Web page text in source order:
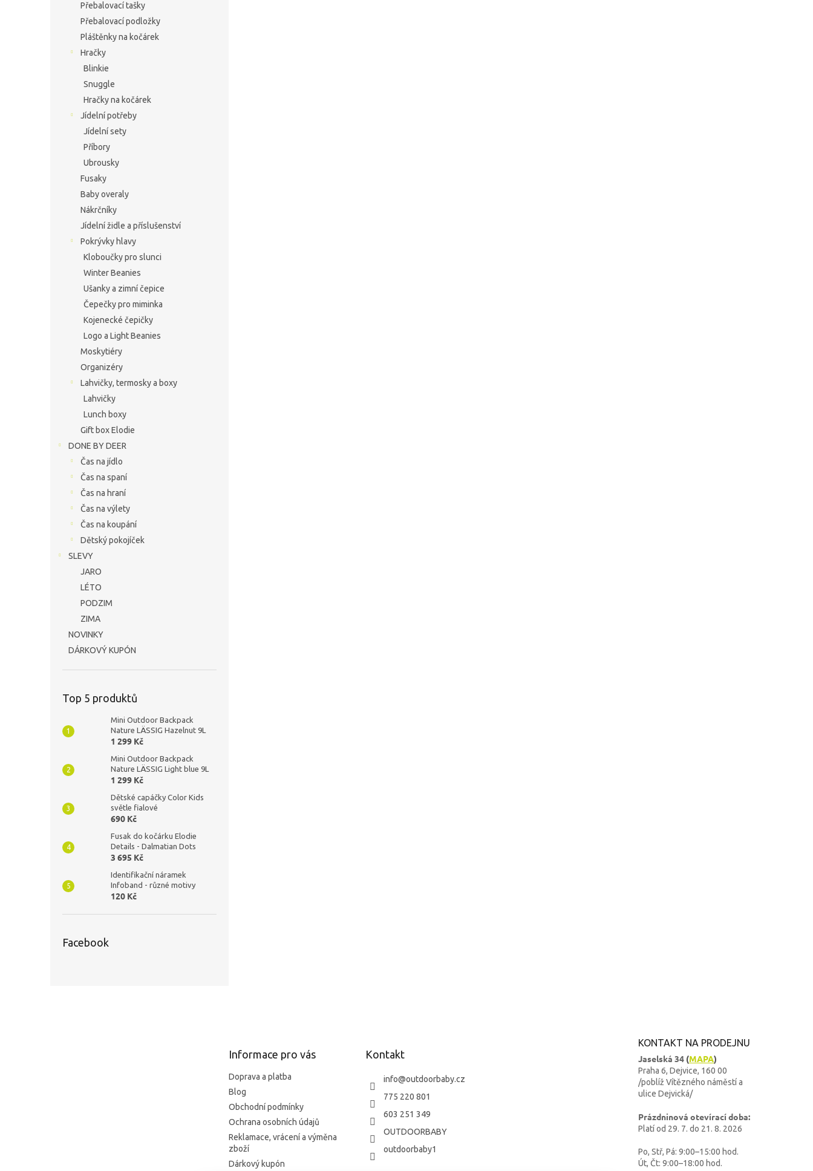
Přebalovací tašky
Přebalovací podložky
Pláštěnky na kočárek
Hračky
Blinkie
Snuggle
Hračky na kočárek
Jídelní potřeby
Jídelní sety
Příbory
Ubrousky
Fusaky
Baby overaly
Nákrčníky
Jídelní židle a příslušenství
Pokrývky hlavy
Kloboučky pro slunci
Winter Beanies
Ušanky a zimní čepice
Čepečky pro miminka
Kojenecké čepičky
Logo a Light Beanies
Moskytiéry
Organizéry
Lahvičky, termosky a boxy
Lahvičky
Lunch boxy
Gift box Elodie
DONE BY DEER
Čas na jídlo
Čas na spaní
Čas na hraní
Čas na výlety
Čas na koupání
Dětský pokojíček
SLEVY
JARO
LÉTO
PODZIM
ZIMA
NOVINKY
DÁRKOVÝ KUPÓN
Top 5 produktů
Mini Outdoor Backpack
Nature LÄSSIG Hazelnut 9L
1 299 Kč
Mini Outdoor Backpack
Nature LÄSSIG Light blue 9L
1 299 Kč
Dětské capáčky Color Kids
světle fialové
690 Kč
Fusak do kočárku Elodie
Details - Dalmatian Dots
3 695 Kč
Identifikační náramek
Infoband - různé motivy
120 Kč
Facebook
Informace pro vás
Doprava a platba
Blog
Obchodní podmínky
Ochrana osobních údajů
Reklamace, vrácení a výměna
zboží
Dárkový kupón
Kontakt
info@outdoorbaby.cz
775 220 801
603 251 349
OUTDOORBABY
outdoorbaby1
KONTAKT NA PRODEJNU
Jaselská 34 (MAPA)
Praha 6, Dejvice, 160 00
/poblíž Vítězného náměstí a
ulice Dejvická/
Prázdninová otevírací doba:
Platí od 29. 7. do 21. 8. 2026
Po, Stř, Pá: 9:00–15:00 hod.
Út, Čt: 9:00–18:00 hod.